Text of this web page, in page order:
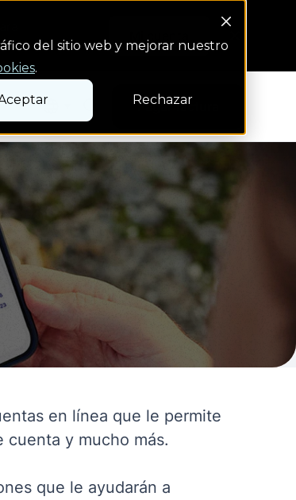
del sitio web y mejorar nuestro
.
Rechazar
Search ButtonPagar factura
Mi cuenta
en línea que le permite
y mucho más.
que le ayudarán a